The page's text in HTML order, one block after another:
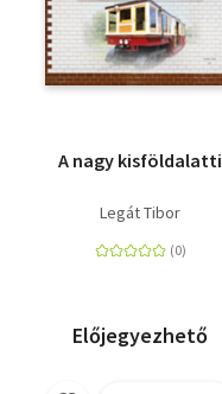
A nagy kisföldalatti
Legát Tibor
Előjegyezhető